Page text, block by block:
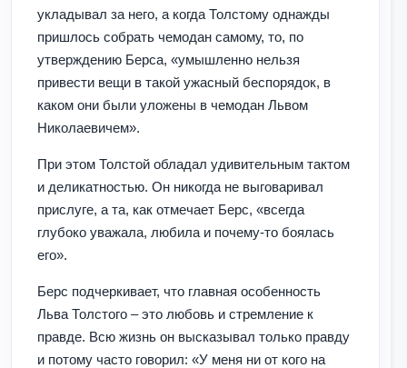
укладывал за него, а когда Толстому однажды
пришлось собрать чемодан самому, то, по
утверждению Берса, «умышленно нельзя
привести вещи в такой ужасный беспорядок, в
каком они были уложены в чемодан Львом
Николаевичем».
При этом Толстой обладал удивительным тактом
и деликатностью. Он никогда не выговаривал
прислуге, а та, как отмечает Берс, «всегда
глубоко уважала, любила и почему-то боялась
его».
Берс подчеркивает, что главная особенность
Льва Толстого – это любовь и стремление к
правде. Всю жизнь он высказывал только правду
и потому часто говорил: «У меня ни от кого на